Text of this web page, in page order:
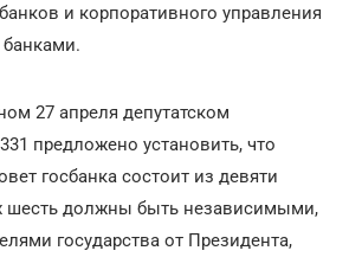
и корпоративного управления
27 апреля депутатском
предложено установить, что
госбанка состоит из девяти
шесть должны быть независимыми,
государства от Президента,